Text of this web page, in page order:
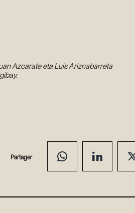
Azcarate eta Luis Ariznabarreta
Partager